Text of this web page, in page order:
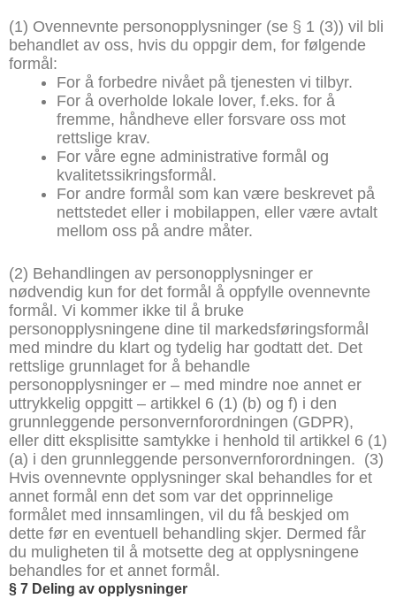
(1) Ovennevnte personopplysninger (se § 1 (3)) vil bli
behandlet av oss, hvis du oppgir dem, for følgende
formål:
For å forbedre nivået på tjenesten vi tilbyr.
For å overholde lokale lover, f.eks. for å
fremme, håndheve eller forsvare oss mot
rettslige krav.
For våre egne administrative formål og
kvalitetssikringsformål.
For andre formål som kan være beskrevet på
nettstedet eller i mobilappen, eller være avtalt
mellom oss på andre måter.
(2) Behandlingen av personopplysninger er
nødvendig kun for det formål å oppfylle ovennevnte
formål. Vi kommer ikke til å bruke
personopplysningene dine til markedsføringsformål
med mindre du klart og tydelig har godtatt det. Det
rettslige grunnlaget for å behandle
personopplysninger er – med mindre noe annet er
uttrykkelig oppgitt – artikkel 6 (1) (b) og f) i den
grunnleggende personvernforordningen (GDPR),
eller ditt eksplisitte samtykke i henhold til artikkel 6 (1)
(a) i den grunnleggende personvernforordningen. (3)
Hvis ovennevnte opplysninger skal behandles for et
annet formål enn det som var det opprinnelige
formålet med innsamlingen, vil du få beskjed om
dette før en eventuell behandling skjer. Dermed får
du muligheten til å motsette deg at opplysningene
behandles for et annet formål.
§ 7 Deling av opplysninger